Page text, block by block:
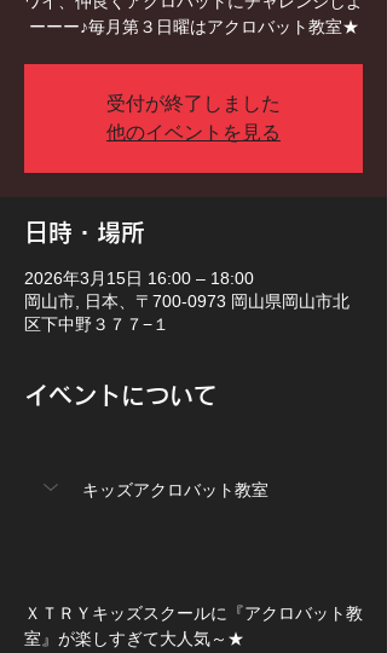
ーーー♪毎月第３日曜はアクロバット教室★
受付が終了しました
他のイベントを見る
日時・場所
2026年3月15日 16:00 – 18:00
岡山市, 日本、〒700-0973 岡山県岡山市北
区下中野３７７−１
イベントについて
キッズアクロバット教室
ＸＴＲＹキッズスクールに『アクロバット教
室』が楽しすぎて大人気～★